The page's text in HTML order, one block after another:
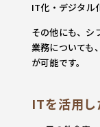
IT化・デジタル
その他にも、シ
業務についても
が可能です。
ITを活用